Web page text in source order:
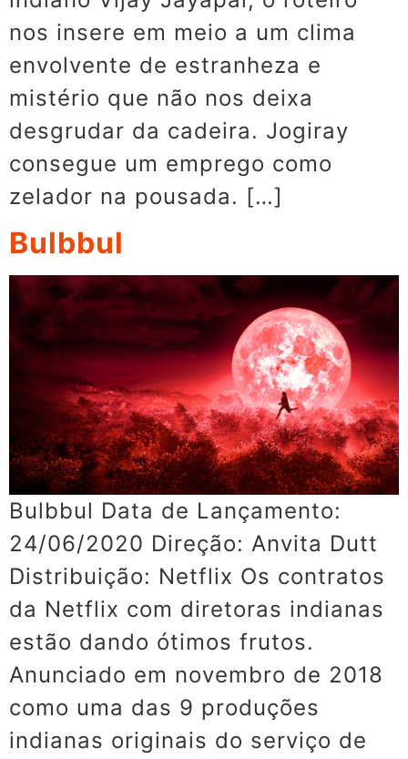
nos insere em meio a um clima
envolvente de estranheza e
mistério que não nos deixa
desgrudar da cadeira. Jogiray
consegue um emprego como
zelador na pousada. […]
Bulbbul
Bulbbul Data de Lançamento:
24/06/2020 Direção: Anvita Dutt
Distribuição: Netflix Os contratos
da Netflix com diretoras indianas
estão dando ótimos frutos.
Anunciado em novembro de 2018
como uma das 9 produções
indianas originais do serviço de